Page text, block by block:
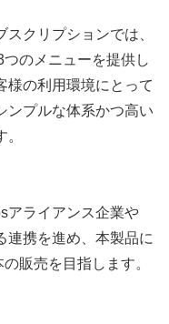
クリプションでは、
のメニューを提供し
様の利用環境にとって
ンプルな体系かつ高い
ライアンス企業や
連携を進め、本製品に
販売を目指します。